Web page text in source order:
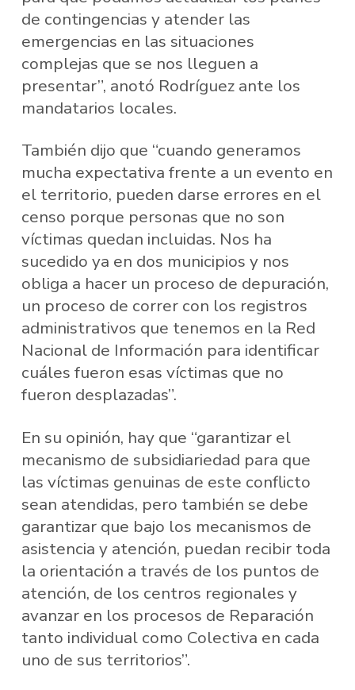
de contingencias y atender las
emergencias en las situaciones
complejas que se nos lleguen a
presentar”, anotó Rodríguez ante los
mandatarios locales.
También dijo que “cuando generamos
mucha expectativa frente a un evento en
el territorio, pueden darse errores en el
censo porque personas que no son
víctimas quedan incluidas. Nos ha
sucedido ya en dos municipios y nos
obliga a hacer un proceso de depuración,
un proceso de correr con los registros
administrativos que tenemos en la Red
Nacional de Información para identificar
cuáles fueron esas víctimas que no
fueron desplazadas”.
En su opinión, hay que “garantizar el
mecanismo de subsidiariedad para que
las víctimas genuinas de este conflicto
sean atendidas, pero también se debe
garantizar que bajo los mecanismos de
asistencia y atención, puedan recibir toda
la orientación a través de los puntos de
atención, de los centros regionales y
avanzar en los procesos de Reparación
tanto individual como Colectiva en cada
uno de sus territorios”.